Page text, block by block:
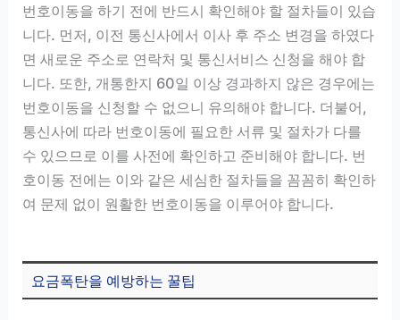
번호이동을 하기 전에 반드시 확인해야 할 절차들이 있습
니다. 먼저, 이전 통신사에서 이사 후 주소 변경을 하였다
면 새로운 주소로 연락처 및 통신서비스 신청을 해야 합
니다. 또한, 개통한지 60일 이상 경과하지 않은 경우에는
번호이동을 신청할 수 없으니 유의해야 합니다. 더불어,
통신사에 따라 번호이동에 필요한 서류 및 절차가 다를
수 있으므로 이를 사전에 확인하고 준비해야 합니다. 번
호이동 전에는 이와 같은 세심한 절차들을 꼼꼼히 확인하
여 문제 없이 원활한 번호이동을 이루어야 합니다.
요금폭탄을 예방하는 꿀팁